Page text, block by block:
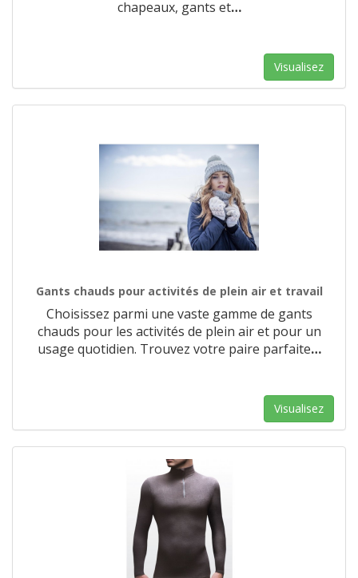
chapeaux, gants et…
Visualisez
Gants chauds pour activités de plein air et travail
Choisissez parmi une vaste gamme de gants
chauds pour les activités de plein air et pour un
usage quotidien. Trouvez votre paire parfaite…
Visualisez